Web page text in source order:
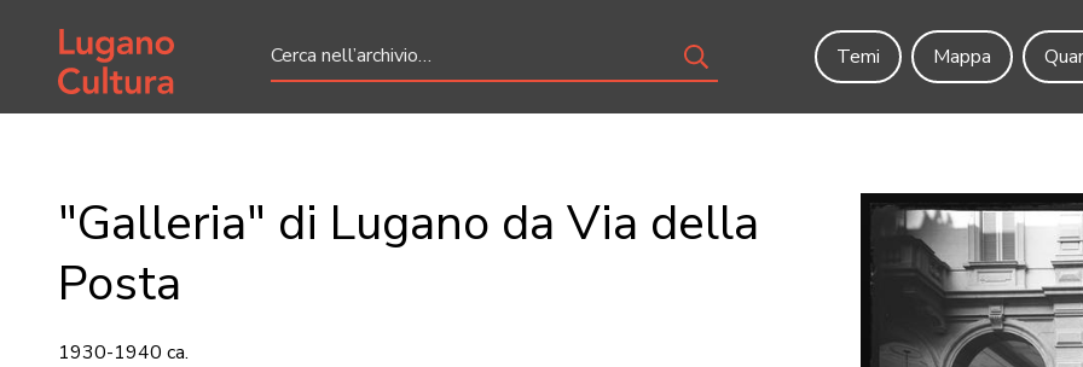
Home page
Temi
Mappa
"Galleria" di Lugano da Via della
Posta
1930-1940 ca.